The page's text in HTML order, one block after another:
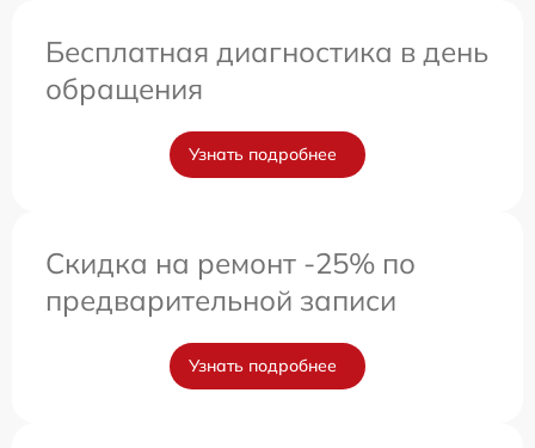
Бесплатная диагностика в день
обращения
Узнать подробнее
Скидка на ремонт -25% по
предварительной записи
Узнать подробнее